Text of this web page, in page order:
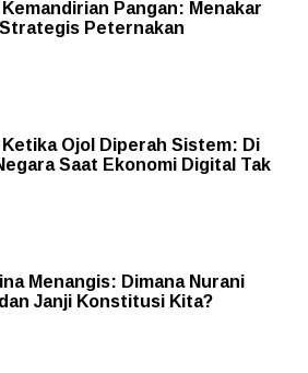
Kemandirian Pangan: Menakar
Peternakan
Ketika Ojol Diperah Sistem: Di
Saat Ekonomi Digital Tak
Menangis: Dimana Nurani
Janji Konstitusi Kita?